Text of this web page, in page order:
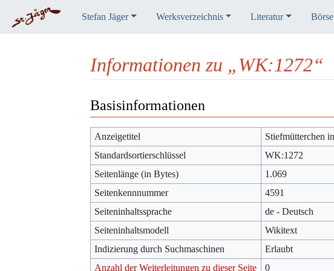
Stefan Jäger Werksverzeichnis Literatur Börse
Informationen zu „WK:1272“
Basisinformationen
Anzeigetitel
Stiefmütterchen
Standardsortierschlüssel
WK:1272
Seitenlänge (in Bytes)
1.069
Seitenkennnummer
4591
Seiteninhaltssprache
de - Deutsch
Seiteninhaltsmodell
Wikitext
Indizierung durch Suchmaschinen
Erlaubt
Anzahl der Weiterleitungen zu dieser Seite
0